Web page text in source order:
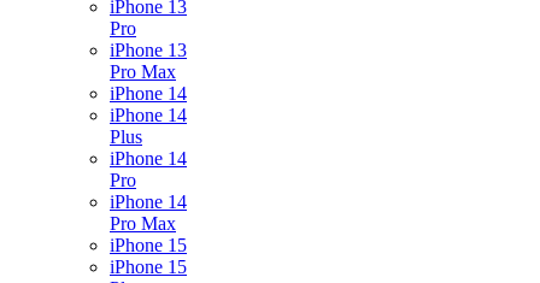
iPhone 13
Pro
iPhone 13
Pro Max
iPhone 14
iPhone 14
Plus
iPhone 14
Pro
iPhone 14
Pro Max
iPhone 15
iPhone 15